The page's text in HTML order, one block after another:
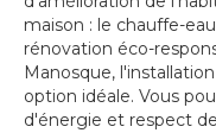
maison : le chauffe-
rénovation éco-
Manosque,
option idéale. Vous
d'énergie et respect